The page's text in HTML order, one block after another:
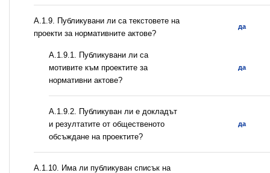
А.1.9. Публикувани ли са текстовете на
проекти за нормативните актове?
да
А.1.9.1. Публикувани ли са
мотивите към проектите за
нормативни актове?
да
А.1.9.2. Публикуван ли е докладът
и резултатите от общественото
обсъждане на проектите?
да
А.1.10. Има ли публикуван списък на